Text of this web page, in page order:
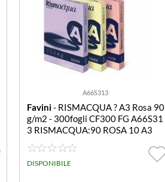
A66S313
Favini- RISMACQUA ? A3 Rosa 90
g/m2 - 300fogli CF300 FG A66S31
3 RISMACQUA:90 ROSA 10 A3
DISPONIBILE